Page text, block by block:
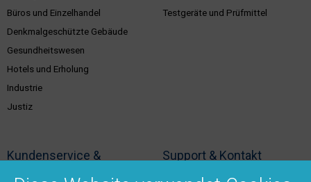
Büros und Einzelhandel
Denkmalgeschützte Gebäude
Gesundheitswesen
Hotels und Erholung
Industrie
Justiz
Testgeräte und Prüfmittel
Kundenservice &
Dienstleistungen
Support & Kontakt
Vertriebsgebiete